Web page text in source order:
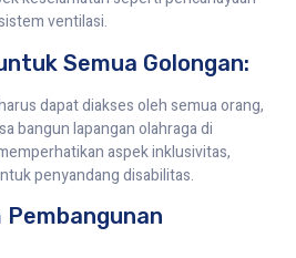
ventilasi.
Semua Golongan:
dapat diakses oleh semua orang,
bangun lapangan olahraga di
aspek inklusivitas,
penyandang disabilitas.
Pembangunan